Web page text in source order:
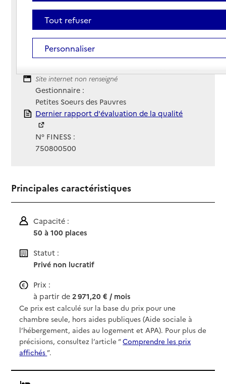
71 rue de Picpus
75012 - Paris 12e Arrondissement
Voir itinéraire
Téléphone :
01 43 43 43 40
Site Internet
Site internet non renseigné
Gestionnaire :
Petites Soeurs des Pauvres
Rapport HAS
Dernier rapport d'évaluation de la qualité
N° FINESS :
750800500
Principales caractéristiques
Capacité :
50 à 100 places
Statut :
Privé non lucratif
Prix :
à partir de2 971,20 € / mois
Ce prix est calculé sur la base du prix pour une
chambre seule, hors aides publiques (Aide sociale à
l’hébergement, aides au logement et APA). Pour plus de
précisions, consultez l’article “Comprendre les prix
affichés”.
Tout refuser
Personnaliser